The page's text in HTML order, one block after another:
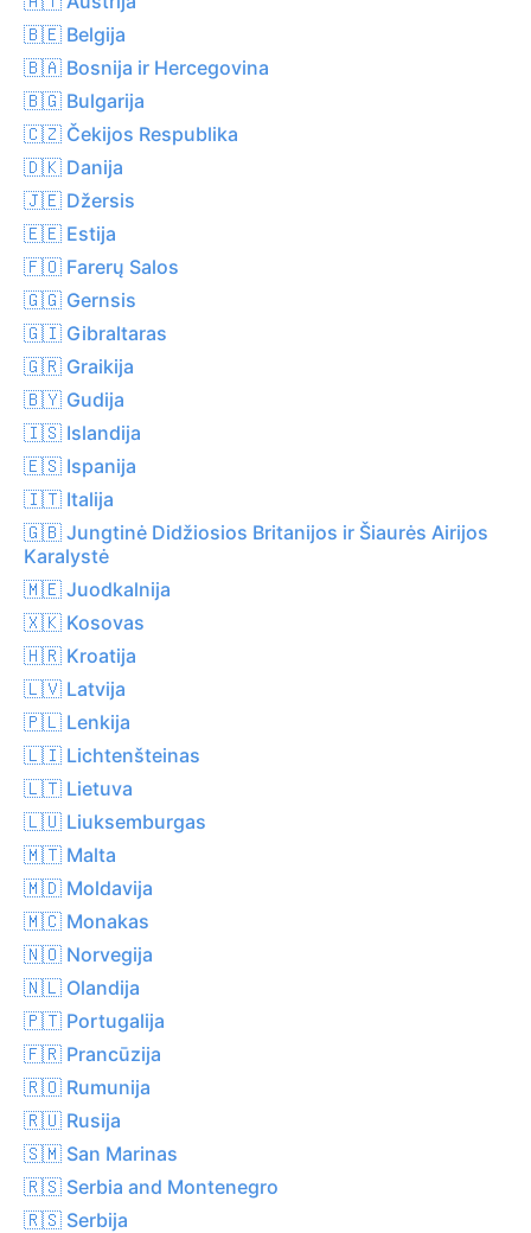
🇧🇪 Belgija
🇧🇦 Bosnija ir Hercegovina
🇧🇬 Bulgarija
🇨🇿 Čekijos Respublika
🇩🇰 Danija
🇯🇪 Džersis
🇪🇪 Estija
🇫🇴 Farerų Salos
🇬🇬 Gernsis
🇬🇮 Gibraltaras
🇬🇷 Graikija
🇧🇾 Gudija
🇮🇸 Islandija
🇪🇸 Ispanija
🇮🇹 Italija
🇬🇧 Jungtinė Didžiosios Britanijos ir Šiaurės Airijos
Karalystė
🇲🇪 Juodkalnija
🇽🇰 Kosovas
🇭🇷 Kroatija
🇱🇻 Latvija
🇵🇱 Lenkija
🇱🇮 Lichtenšteinas
🇱🇹 Lietuva
🇱🇺 Liuksemburgas
🇲🇹 Malta
🇲🇩 Moldavija
🇲🇨 Monakas
🇳🇴 Norvegija
🇳🇱 Olandija
🇵🇹 Portugalija
🇫🇷 Prancūzija
🇷🇴 Rumunija
🇷🇺 Rusija
🇸🇲 San Marinas
🇷🇸 Serbia and Montenegro
🇷🇸 Serbija